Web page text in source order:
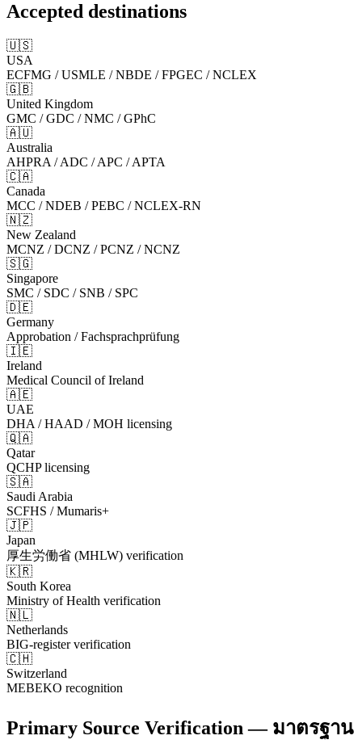
Accepted destinations
🇺🇸
USA
ECFMG / USMLE / NBDE / FPGEC / NCLEX
🇬🇧
United Kingdom
GMC / GDC / NMC / GPhC
🇦🇺
Australia
AHPRA / ADC / APC / APTA
🇨🇦
Canada
MCC / NDEB / PEBC / NCLEX-RN
🇳🇿
New Zealand
MCNZ / DCNZ / PCNZ / NCNZ
🇸🇬
Singapore
SMC / SDC / SNB / SPC
🇩🇪
Germany
Approbation / Fachsprachprüfung
🇮🇪
Ireland
Medical Council of Ireland
🇦🇪
UAE
DHA / HAAD / MOH licensing
🇶🇦
Qatar
QCHP licensing
🇸🇦
Saudi Arabia
SCFHS / Mumaris+
🇯🇵
Japan
厚生労働省 (MHLW) verification
🇰🇷
South Korea
Ministry of Health verification
🇳🇱
Netherlands
BIG-register verification
🇨🇭
Switzerland
MEBEKO recognition
Primary Source Verification — มาตรฐาน